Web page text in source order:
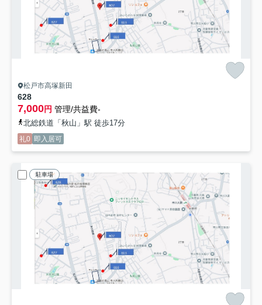
松戸市高塚新田
628
7,000円 管理/共益費-
北総鉄道「秋山」駅 徒歩17分
礼0 即入居可
駐車場